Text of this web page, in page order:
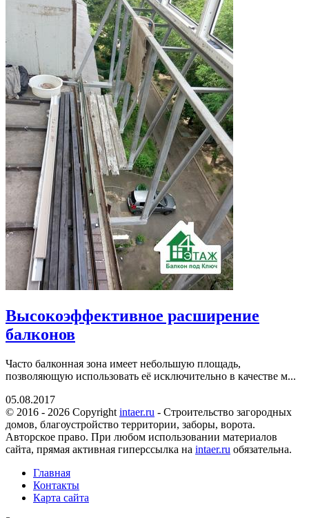
Высокоэффективное расширение
балконов
Часто балконная зона имеет небольшую площадь,
позволяющую использовать её исключительно в качестве м...
05.08.2017
© 2016 - 2026 Copyright intaer.ru - Cтроительство загородных
домов, благоустройство территории, заборы, ворота.
Авторское право. При любом использовании материалов
сайта, прямая активная гиперссылка на intaer.ru обязательна.
Главная
Контакты
Карта сайта